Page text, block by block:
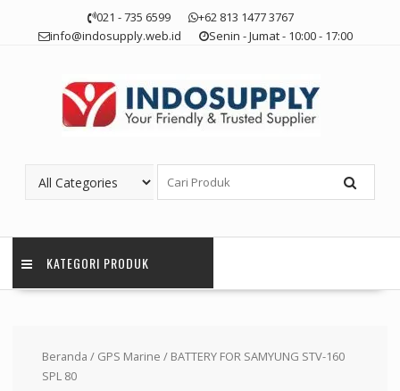
021 - 735 6599
+62 813 1477 3767
info@indosupply.web.id
Senin - Jumat - 10:00 - 17:00
KATEGORI PRODUK
Beranda / GPS Marine / BATTERY FOR SAMYUNG STV-160
SPL 80